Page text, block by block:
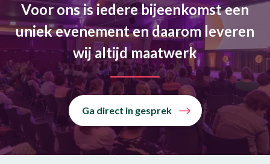
Voor ons is iedere bijeenkomst een
uniek evenement en daarom leveren
wij altijd maatwerk
Ga direct in gesprek